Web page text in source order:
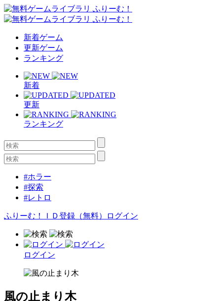
新着ゲーム
更新ゲーム
ランキング
新着
更新
ランキング
#ホラー
#探索
#レトロ
ふりーむ！ＩＤ登録（無料） ログイン
ログイン
風の止まり木